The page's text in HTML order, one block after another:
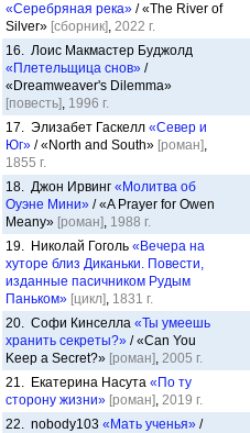
«Серебряная река» / «The River of
Silver» [сборник], 2022 г.
16. Лоис Макмастер Буджолд
«Плетельщица снов» /
«Dreamweaver's Dilemma»
[повесть], 1996 г.
17. Элизабет Гаскелл «Север и
Юг» / «North and South» [роман],
1855 г.
18. Джон Ирвинг «Молитва об
Оуэне Мини» / «A Prayer for Owen
Meany» [роман], 1988 г.
19. Николай Гоголь «Вечера на
хуторе близ Диканьки. Повести,
изданные пасичником Рудым
Паньком» [цикл], 1831 г.
20. Софи Кинселла «Ты умеешь
хранить секреты?» / «Can You
Keep a Secret?» [роман], 2005 г.
21. Екатерина Насута «По ту
сторону жизни» [роман], 2019 г.
22. nobody103 «Мать ученья» /